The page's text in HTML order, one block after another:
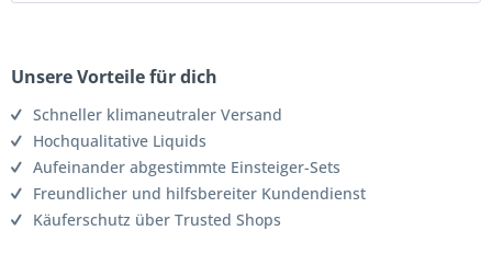
Unsere Vorteile für dich
Schneller klimaneutraler Versand
Hochqualitative Liquids
Aufeinander abgestimmte Einsteiger-Sets
Freundlicher und hilfsbereiter Kundendienst
Käuferschutz über Trusted Shops